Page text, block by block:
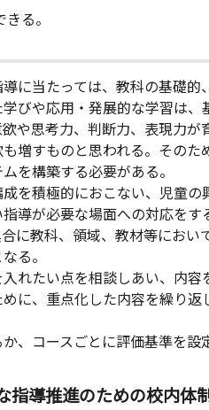
る。
に当たっては、教科の基礎
びや応用・発展的な学習は
や思考力、判断力、表現力
増すものと思われる。その
を構築する必要がある。
を積極的におこない、児童の
導が必要な場面への対応を
に教科、領域、教材等にお
る。
れたい点を相談しあい、内
に、重点化した内容を繰り
、コースごとに評価基準を
指導推進のための校内体